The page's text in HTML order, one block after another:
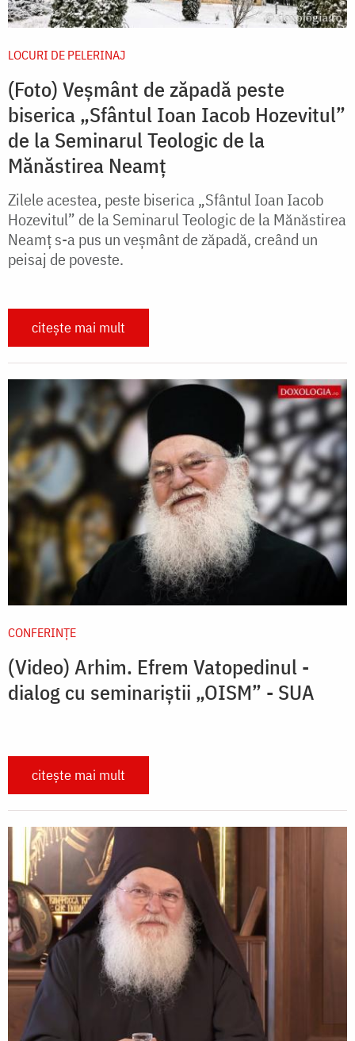
LOCURI DE PELERINAJ
(Foto) Veșmânt de zăpadă peste
biserica „Sfântul Ioan Iacob Hozevitul”
de la Seminarul Teologic de la
Mănăstirea Neamț
Zilele acestea, peste biserica „Sfântul Ioan Iacob
Hozevitul” de la Seminarul Teologic de la Mănăstirea
Neamț s-a pus un veșmânt de zăpadă, creând un
peisaj de poveste.
citește mai mult
CONFERINȚE
(Video) Arhim. Efrem Vatopedinul -
dialog cu seminariștii „OISM” - SUA
citește mai mult